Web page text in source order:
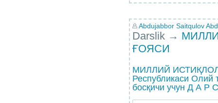
Abdujabbor Saitqulov
Darslik →
ҒОЯСИ
МИЛЛИЙ ИСТИҚЛОЛ
Республикаси Олий
босқичи учун Д А Р